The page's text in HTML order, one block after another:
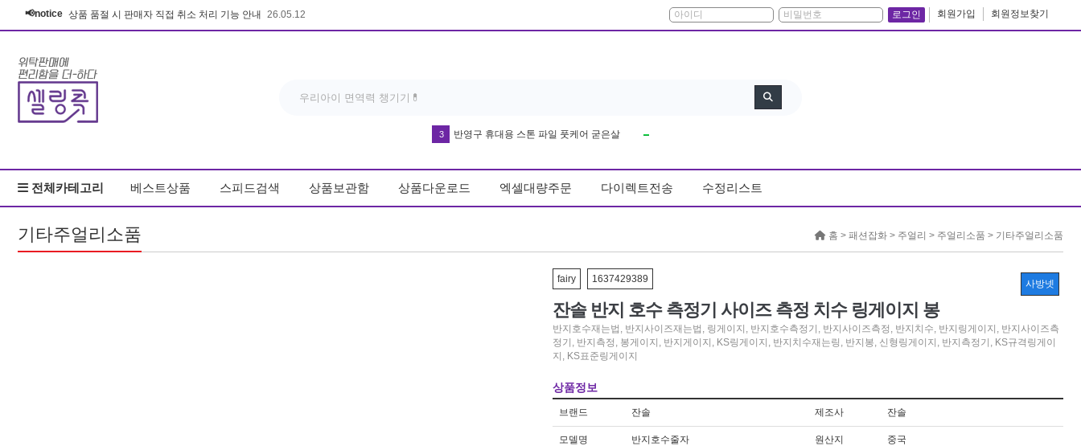
📢notice 상품 품절 시 판매자 직접 취소 처리 기능 안내 26.05.12 로그인 회원가입 회원정보찾기
3 반영구 휴대용 스톤 파일 풋케어 굳은살
5 다운블로우-DB8003 남자골프장갑왼손(기존 DB8001)
7 커피
전체카테고리 베스트상품 스피드검색 상품보관함 상품다운로드 엑셀대량주문 다이렉트전송 수정리스트
홈 > 패션잡화 > 주얼리 > 주얼리소품 > 기타주얼리소품
기타주얼리소품
fairy 1637429389 사방넷
잔솔 반지 호수 측정기 사이즈 측정 치수 링게이지 봉
반지호수재는법 , 반지사이즈재는법 , 링게이지 , 반지호수측정기 , 반지사이즈측정 , 반지치수, 반지링게이지 , 반지사이즈측
정기 , 반지측정 , 봉게이지 , 반지게이지 , KS링게이지 , 반지치수재는링 , 반지봉, 신형링게이지 , 반지측정기 , KS규격링게이
지 , KS표준링게이지
상품정보
브랜드 잔솔 제조사 잔솔
모델명 반지호수줄자 원산지 중국